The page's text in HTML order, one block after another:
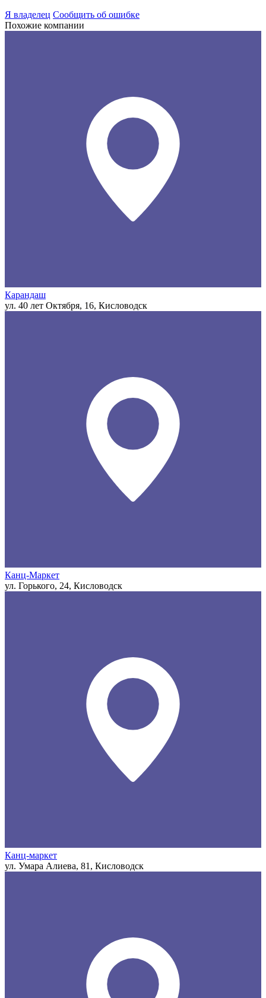
Я владелец Сообщить об ошибке
Похожие компании
Карандаш
ул. 40 лет Октября, 16, Кисловодск
Канц-Маркет
ул. Горького, 24, Кисловодск
Канц-маркет
ул. Умара Алиева, 81, Кисловодск